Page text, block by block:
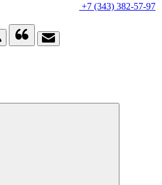
+7 (343) 382-57-97